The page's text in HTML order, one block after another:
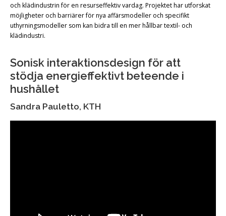
och klädindustrin för en resurseffektiv vardag. Projektet har utforskat
möjligheter och barriärer för nya affärsmodeller och specifikt
uthyrningsmodeller som kan bidra till en mer hållbar textil- och
klädindustri.
Sonisk interaktionsdesign för att
stödja energieffektivt beteende i
hushållet
Sandra Pauletto, KTH